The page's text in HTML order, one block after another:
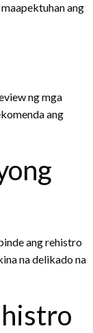
ang
ng mga
ang
ang rehistro
na delikado na